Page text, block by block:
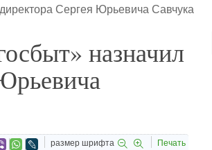
Сергея Юрьевича Савчука
назначил
размер шрифта Печать